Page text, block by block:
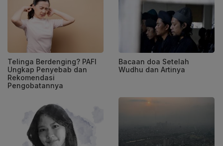
Telinga Berdenging? PAFI
Ungkap Penyebab dan
Rekomendasi
Pengobatannya
Bacaan doa Setelah
Wudhu dan Artinya